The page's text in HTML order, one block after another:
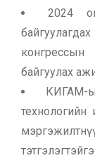
2024
байгуулах
КИГАМ-
технологийн